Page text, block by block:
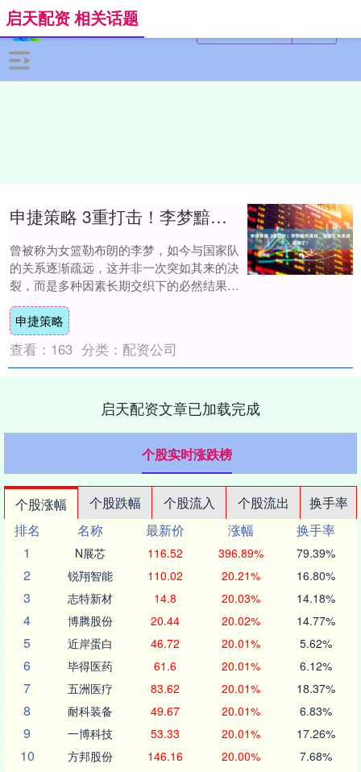
启天配资 相关话题
申捷策略 3重打击！李梦黯然离场，国家队未来真就稳了？
曾被称为女篮勒布朗的李梦，如今与国家队
的关系逐渐疏远，这并非一次突如其来的决
裂，而是多种因素长期交织下的必然结果。
她的离开，折射出职业运动员生涯中个人选
择与集体....
申捷策略
查看： 163 分类： 配资公司
启天配资文章已加载完成
个股实时涨跌榜
个股涨幅 个股跌幅 个股流入 个股流出
换手率
排名
名称 最新价 涨幅
换手率
1
N展芯 116.52 396.89% 79.39%
2 锐翔智能 110.02 20.21% 16.80%
3 志特新材 14.8 20.03% 14.18%
4 博腾股份 20.44 20.02% 14.77%
5 近岸蛋白 46.72 20.01% 5.62%
6 毕得医药 61.6 20.01% 6.12%
7 五洲医疗 83.62 20.01% 18.37%
8 耐科装备 49.67 20.01% 6.83%
9 一博科技 53.33 20.01% 17.26%
10 方邦股份 146.16 20.00% 7.68%